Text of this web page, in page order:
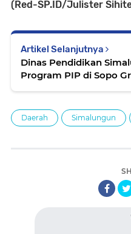
(Red-SP.ID/Julister
Artikel Selanjutnya
Dinas Pendidikan
Program PIP di Sopo
Daerah Simalungun